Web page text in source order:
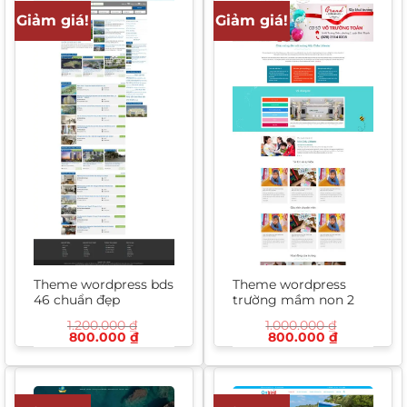
Giảm giá!
Theme wordpress bds
46 chuẩn đẹp
1.200.000₫
Giá
1.200.000 ₫.
800.000 ₫Giá
là:
800.000 ₫.
Giảm giá!
Theme wordpress
trường mầm non 2
1.000.000₫
Giá
1.000.000 ₫.
800.000 ₫Giá
là:
800.000